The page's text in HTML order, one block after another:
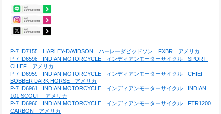
P-7 ID7155　HARLEY-DAVIDSON　ハーレーダビッドソン　FXBR　アメリカ
P-7 ID6598　INDIAN MOTORCYCLE　インディアンモーターサイクル　SPORT
CHIEF　アメリカ
P-7 ID6959　INDIAN MOTORCYCLE　インディアンモーターサイクル　CHIEF
BOBBER DARK HORSE　アメリカ
P-7 ID6961　INDIAN MOTORCYCLE　インディアンモーターサイクル　INDIAN
101 SCOUT　アメリカ
P-7 ID6960　INDIAN MOTORCYCLE　インディアンモーターサイクル　FTR1200
CARBON　アメリカ